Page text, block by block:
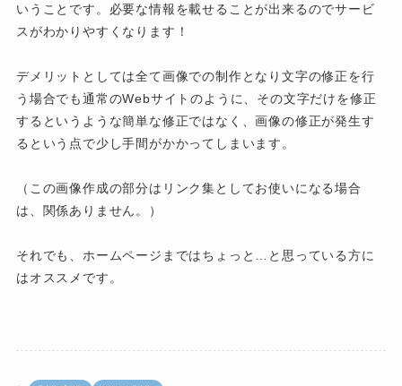
いうことです。必要な情報を載せることが出来るのでサービ
スがわかりやすくなります！
デメリットとしては全て画像での制作となり文字の修正を行
う場合でも通常のWebサイトのように、その文字だけを修正
するというような簡単な修正ではなく、画像の修正が発生す
るという点で少し手間がかかってしまいます。
（この画像作成の部分はリンク集としてお使いになる場合
は、関係ありません。）
それでも、ホームページまではちょっと…と思っている方に
はオススメです。